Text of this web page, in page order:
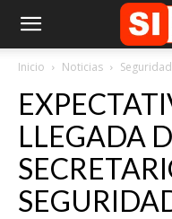
Inicio Noticias
LLEGADA